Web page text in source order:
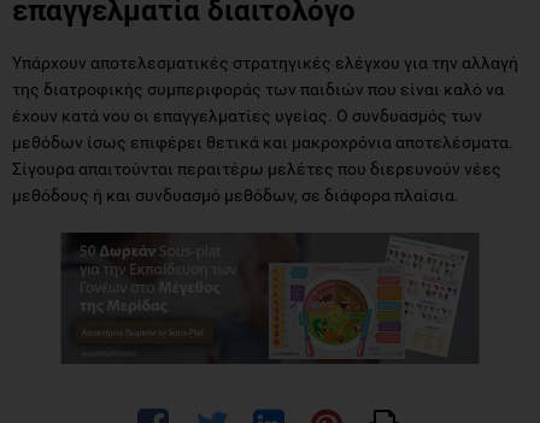
επαγγελματία διαιτολόγο
Υπάρχουν αποτελεσματικές στρατηγικές ελέγχου για την αλλαγή
της διατροφικής συμπεριφοράς των παιδιών που είναι καλό να
έχουν κατά νου οι επαγγελματίες υγείας. Ο συνδυασμός των
μεθόδων ίσως επιφέρει θετικά και μακροχρόνια αποτελέσματα.
Σίγουρα απαιτούνται περαιτέρω μελέτες που διερευνούν νέες
μεθόδους ή και συνδυασμό μεθόδων, σε διάφορα πλαίσια.